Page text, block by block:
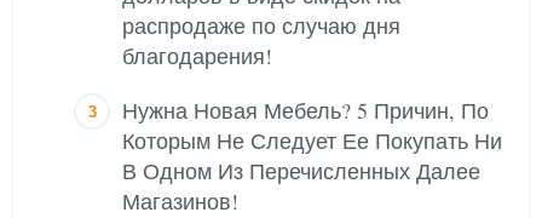
распродаже по случаю дня
благодарения!
Нужна Новая Мебель? 5 Причин, По
Которым Не Следует Ее Покупать Ни
В Одном Из Перечисленных Далее
Магазинов!